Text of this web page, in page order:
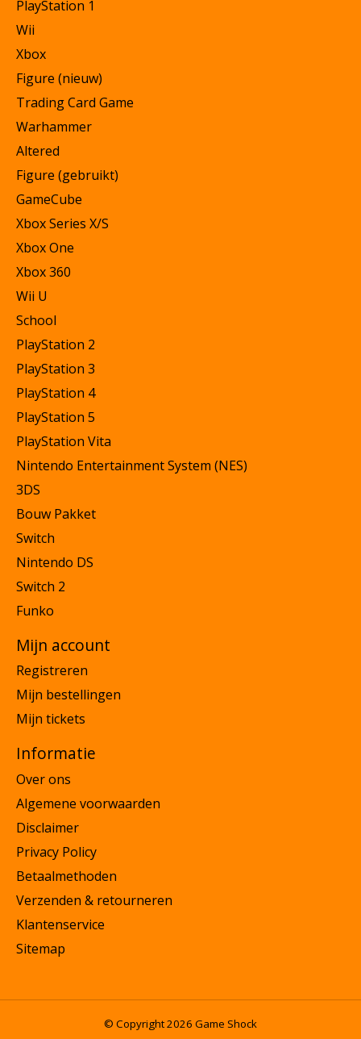
PlayStation 1
Wii
Xbox
Figure (nieuw)
Trading Card Game
Warhammer
Altered
Figure (gebruikt)
GameCube
Xbox Series X/S
Xbox One
Xbox 360
Wii U
School
PlayStation 2
PlayStation 3
PlayStation 4
PlayStation 5
PlayStation Vita
Nintendo Entertainment System (NES)
3DS
Bouw Pakket
Switch
Nintendo DS
Switch 2
Funko
Mijn account
Registreren
Mijn bestellingen
Mijn tickets
Informatie
Over ons
Algemene voorwaarden
Disclaimer
Privacy Policy
Betaalmethoden
Verzenden & retourneren
Klantenservice
Sitemap
© Copyright 2026 Game Shock